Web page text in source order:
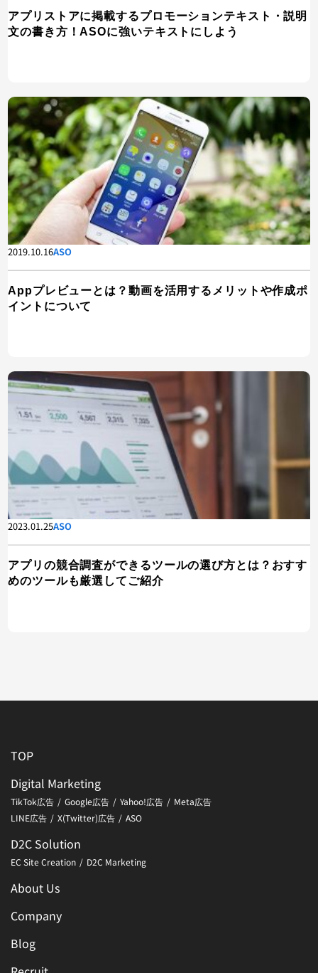
アプリストアに掲載するプロモーションテキスト・説明
文の書き方！ASOに強いテキストにしよう
2019.10.16ASO
Appプレビューとは？動画を活用するメリットや作成ポ
イントについて
2023.01.25ASO
アプリの競合調査ができるツールの選び方とは？おすす
めのツールも厳選してご紹介
TOP
Digital Marketing
TikTok広告 Google広告 Yahoo!広告
Meta広告
LINE広告
X(Twitter)広告 ASO
D2C Solution
EC Site Creation D2C Marketing
About Us
Company
Blog